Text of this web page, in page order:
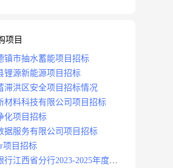
项目
镇市抽水蓄能项目招标
锂源新能源项目招标
滞洪区安全项目招标情况
材料科技有限公司项目招标
化项目招标
据服务有限公司项目招标
项目招标
行江西省分行2023-2025年度补